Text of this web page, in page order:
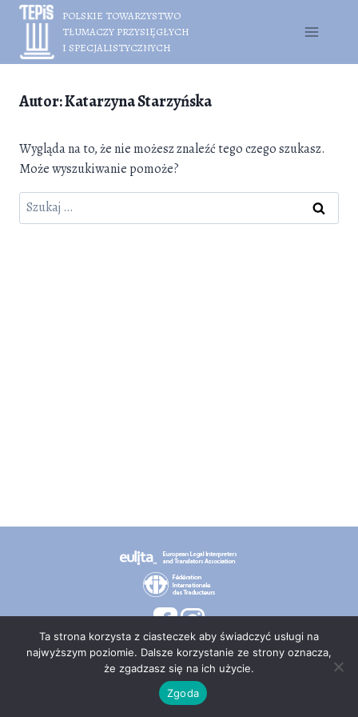
Przejdź
treści
POLSKIE TOWARZYSTWO
TŁUMACZY PRZYSIĘGŁYCH
I SPECJALISTYCZNYCH
Autor: Katarzyna Starzyńska
Wygląda na to, że nie możesz znaleźć tego czego szukasz.
Może wyszukiwanie pomoże?
Szukaj:
© 2026 PT TEPIS
Ta strona korzysta z ciasteczek aby świadczyć usługi na
najwyższym poziomie. Dalsze korzystanie ze strony oznacza,
że zgadzasz się na ich użycie.
Zgoda